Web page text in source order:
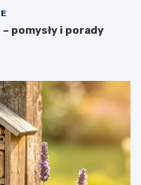
pomysły i porady